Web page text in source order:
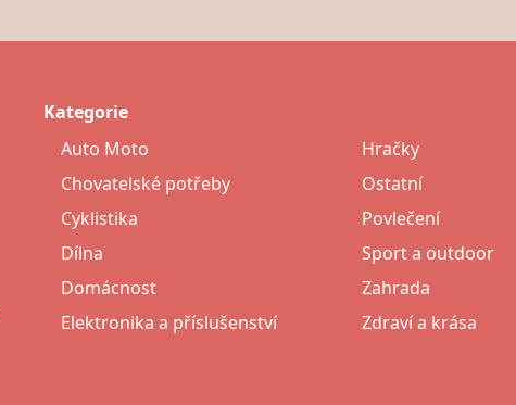
Kategorie
Auto Moto
Chovatelské potřeby
Cyklistika
Dílna
Domácnost
Elektronika a příslušenství
Hračky
Ostatní
Povlečení
Sport a outdoor
Zahrada
Zdraví a krása